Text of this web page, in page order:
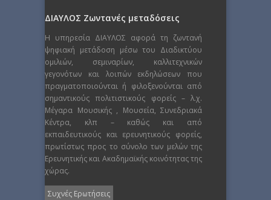
ΔΙΑΥΛΟΣ Ζωντανές μεταδόσεις
Η υπηρεσία ΔΙΑΥΛΟΣ αφορά τη ζωντανή
ψηφιακή μετάδοση μέσω του Διαδικτύου
ομιλιών, σεμιναρίων, καλλιτεχνικών
γεγονότων και λοιπών εκδηλώσεων που
πραγματοποιούνται ή φιλοξενούνται από
σημαντικούς πολιτιστικούς φορείς – λ.χ.
Μέγαρα Μουσικής , Μουσεία, Συνεδριακά
Κέντρα, κλπ – καθώς και από
εκπαιδευτικούς και ερευνητικούς φορείς,
πρωτίστως προς το σύνολο των μελών της
Ερευνητικής και Ακαδημαϊκής κοινότητας της
χώρας.
Συχνές Ερωτήσεις